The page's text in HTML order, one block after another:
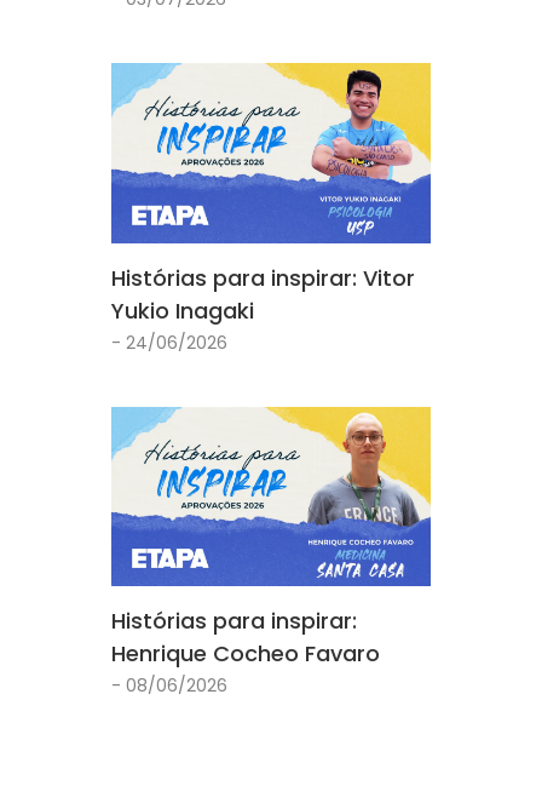
Histórias para inspirar: Vitor
Yukio Inagaki
- 24/06/2026
Histórias para inspirar:
Henrique Cocheo Favaro
- 08/06/2026